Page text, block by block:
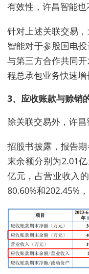
有效性，许昌智能也
针对上述关联交易
智能对于参股国电
与第三方合作共同
程总承包业务快速增
3、应收账款与赊销
除关联交易外，许昌
招股书披露，报告
末余额分别为2.01
亿元，占营业收入
80.60%和202.45%